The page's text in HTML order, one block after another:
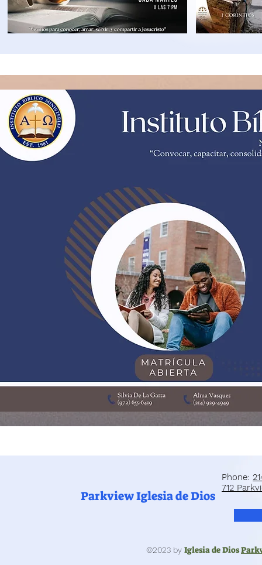
Parkview Iglesia de Dios
Phone:
712
©2023 by Iglesia de Dios